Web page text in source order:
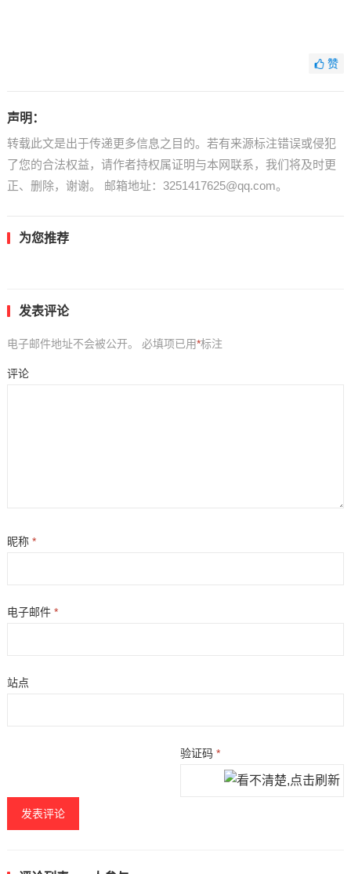
赞
声明：
转载此文是出于传递更多信息之目的。若有来源标注错误或侵犯
了您的合法权益，请作者持权属证明与本网联系，我们将及时更
正、删除，谢谢。 邮箱地址：3251417625@qq.com。
为您推荐
发表评论
电子邮件地址不会被公开。 必填项已用*标注
评论
昵称 *
电子邮件 *
站点
验证码*